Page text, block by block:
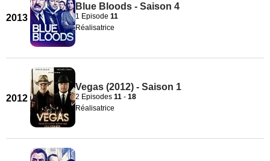
2013
Blue Bloods - Saison 4
1 Episode 11
Réalisatrice
2012
Vegas (2012) - Saison 1
2 Episodes 11 - 18
Réalisatrice